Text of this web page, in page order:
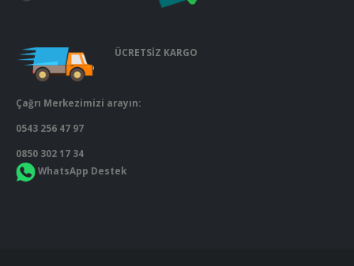
ÜCRETSİZ KARGO
Çağrı Merkezimizi arayın:
0543 256 47 97
0850 302 17 34
WhatsApp Destek